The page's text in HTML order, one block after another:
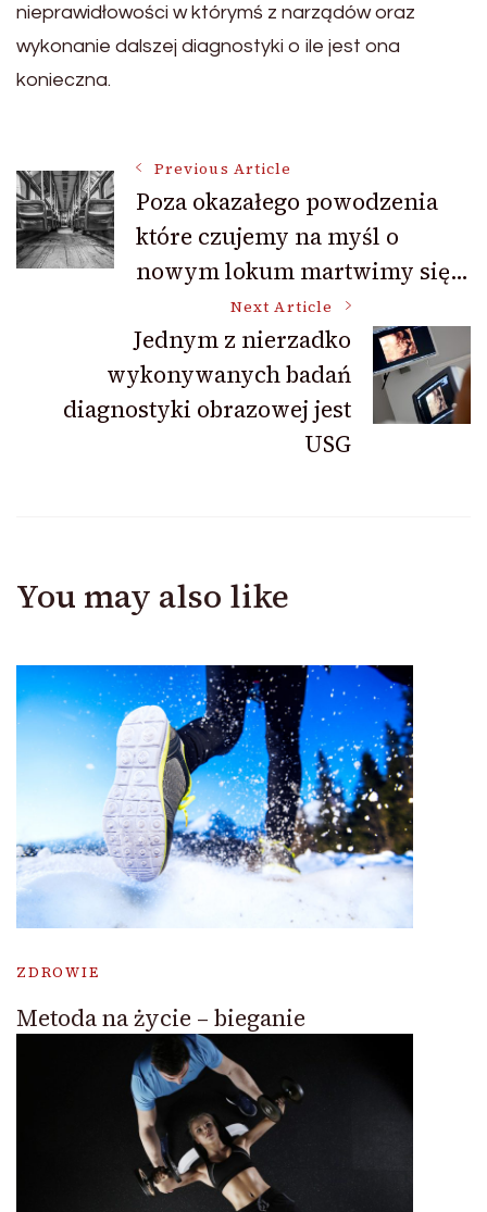
nieprawidłowości w którymś z narządów oraz
wykonanie dalszej diagnostyki o ile jest ona
konieczna.
Post
Navigation
Previous Article
Poza okazałego powodzenia
które czujemy na myśl o
nowym lokum martwimy się…
Next Article
Jednym z nierzadko
wykonywanych badań
diagnostyki obrazowej jest
USG
You may also like
ZDROWIE
Metoda na życie – bieganie